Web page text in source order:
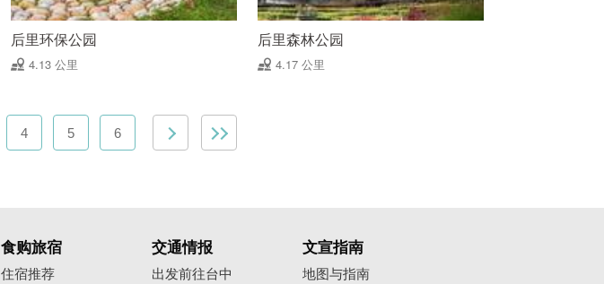
后里环保公园
4.13 公里
后里森林公园
4.17 公里
4 5 6
食购旅宿
住宿推荐
交通情报
出发前往台中
文宣指南
地图与指南